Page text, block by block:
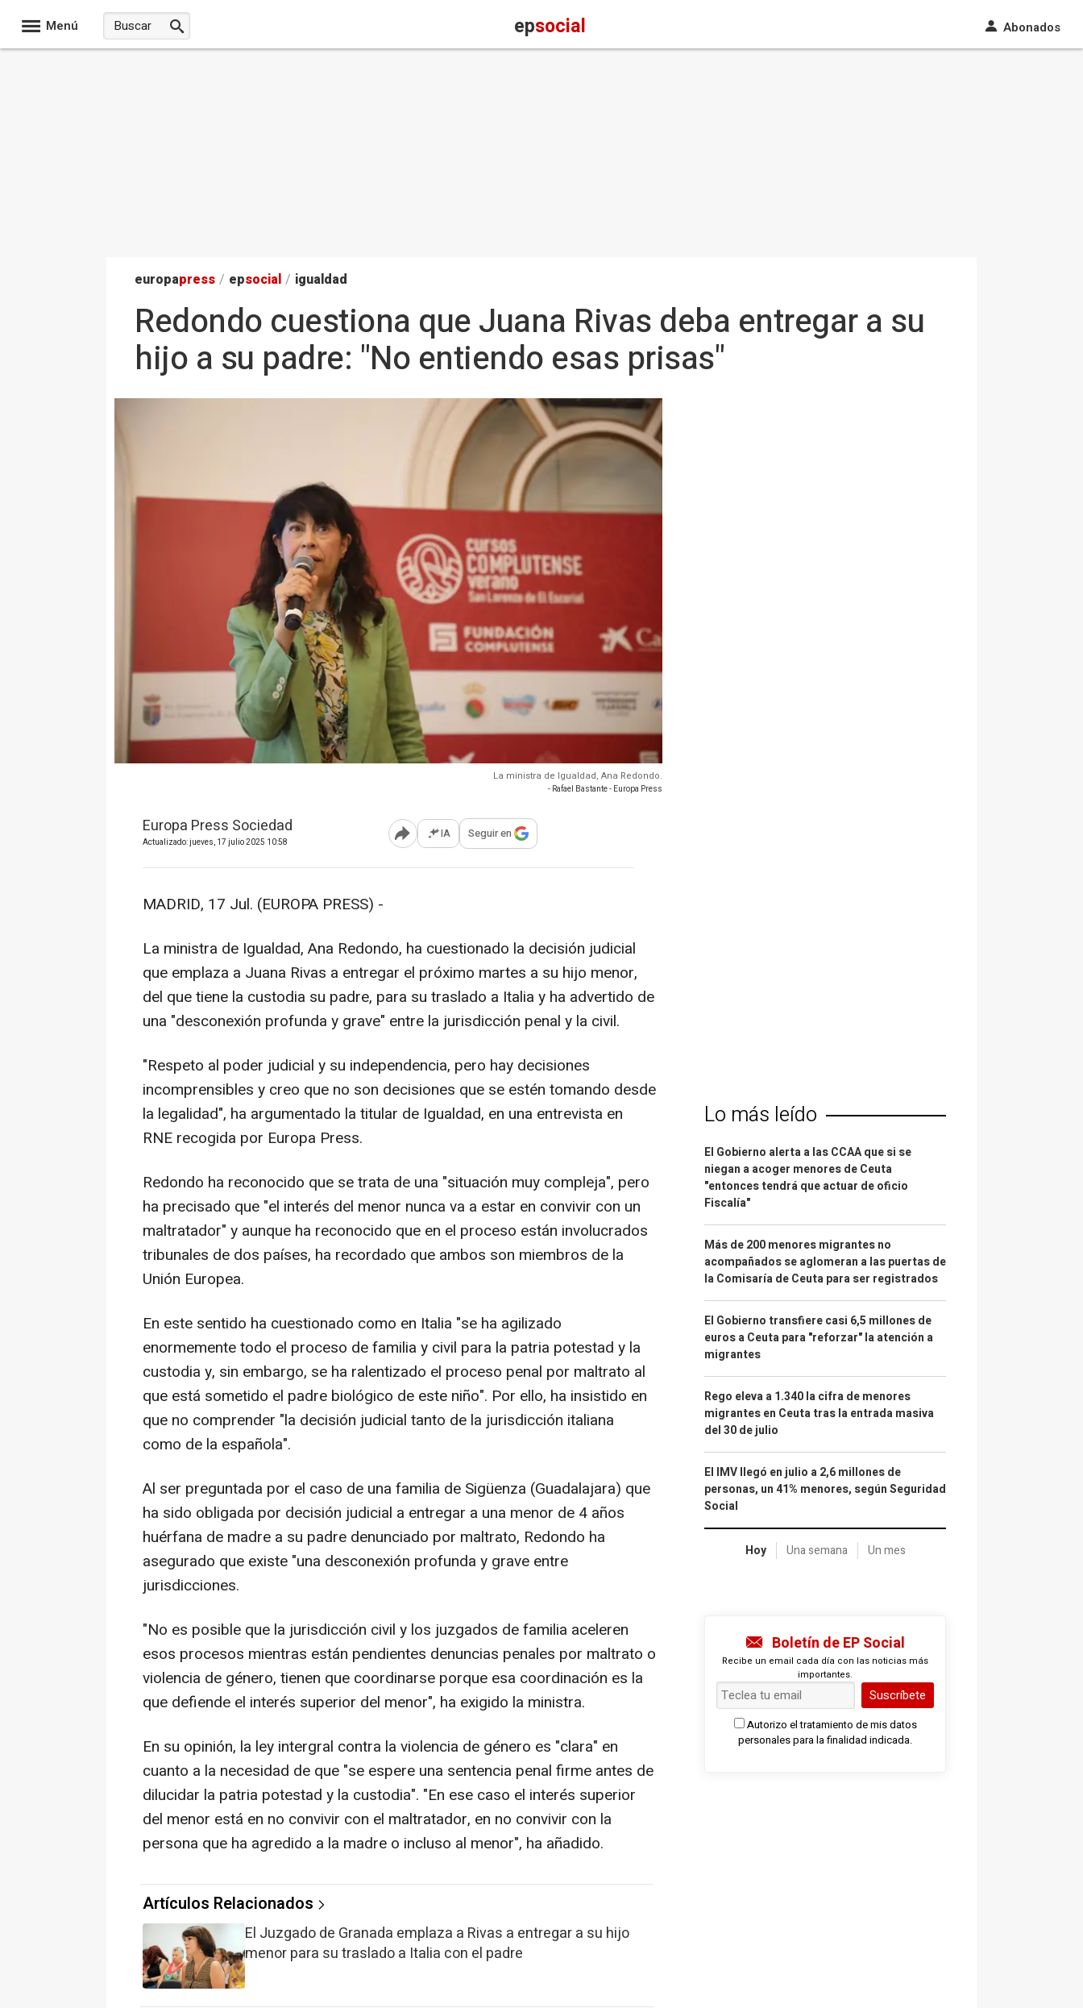
Menú epsocial Abonados
europapress / epsocial / igualdad
Redondo cuestiona que Juana Rivas deba entregar a su
hijo a su padre: "No entiendo esas prisas"
La ministra de Igualdad, Ana Redondo.
- Rafael Bastante - Europa Press
Europa Press Sociedad
Actualizado: jueves, 17 julio 2025 10:58 Abrir opciones para compartir
IA Seguir en
MADRID, 17 Jul. (EUROPA PRESS) -
La ministra de Igualdad, Ana Redondo, ha cuestionado la decisión judicial
que emplaza a Juana Rivas a entregar el próximo martes a su hijo menor,
del que tiene la custodia su padre, para su traslado a Italia y ha advertido de
una "desconexión profunda y grave" entre la jurisdicción penal y la civil.
"Respeto al poder judicial y su independencia, pero hay decisiones
incomprensibles y creo que no son decisiones que se estén tomando desde
la legalidad", ha argumentado la titular de Igualdad, en una entrevista en
RNE recogida por Europa Press.
Redondo ha reconocido que se trata de una "situación muy compleja", pero
ha precisado que "el interés del menor nunca va a estar en convivir con un
maltratador" y aunque ha reconocido que en el proceso están involucrados
tribunales de dos países, ha recordado que ambos son miembros de la
Unión Europea.
En este sentido ha cuestionado como en Italia "se ha agilizado
enormemente todo el proceso de familia y civil para la patria potestad y la
custodia y, sin embargo, se ha ralentizado el proceso penal por maltrato al
que está sometido el padre biológico de este niño". Por ello, ha insistido en
que no comprender "la decisión judicial tanto de la jurisdicción italiana
como de la española".
Al ser preguntada por el caso de una familia de Sigüenza (Guadalajara) que
ha sido obligada por decisión judicial a entregar a una menor de 4 años
huérfana de madre a su padre denunciado por maltrato, Redondo ha
asegurado que existe "una desconexión profunda y grave entre
jurisdicciones.
"No es posible que la jurisdicción civil y los juzgados de familia aceleren
esos procesos mientras están pendientes denuncias penales por maltrato o
violencia de género, tienen que coordinarse porque esa coordinación es la
que defiende el interés superior del menor", ha exigido la ministra.
En su opinión, la ley intergral contra la violencia de género es "clara" en
cuanto a la necesidad de que "se espere una sentencia penal firme antes de
dilucidar la patria potestad y la custodia". "En ese caso el interés superior
del menor está en no convivir con el maltratador, en no convivir con la
persona que ha agredido a la madre o incluso al menor", ha añadido.
Artículos Relacionados
El Juzgado de Granada emplaza a Rivas a entregar a su hijo
menor para su traslado a Italia con el padre
Lo más leído
El Gobierno alerta a las CCAA que si se
niegan a acoger menores de Ceuta
"entonces tendrá que actuar de oficio
Fiscalía"
Más de 200 menores migrantes no
acompañados se aglomeran a las puertas de
la Comisaría de Ceuta para ser registrados
El Gobierno transfiere casi 6,5 millones de
euros a Ceuta para "reforzar" la atención a
migrantes
Rego eleva a 1.340 la cifra de menores
migrantes en Ceuta tras la entrada masiva
del 30 de julio
El IMV llegó en julio a 2,6 millones de
personas, un 41% menores, según Seguridad
Social
Hoy Una semana Un mes
Boletín de EP Social
Recibe un email cada día con las noticias más
importantes.
Suscríbete
Autorizo el tratamiento de mis datos
personales para la finalidad indicada.